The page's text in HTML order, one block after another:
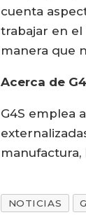
cuenta
trabajar en el
manera que
Acerca de
G4S emplea
NOTICIAS